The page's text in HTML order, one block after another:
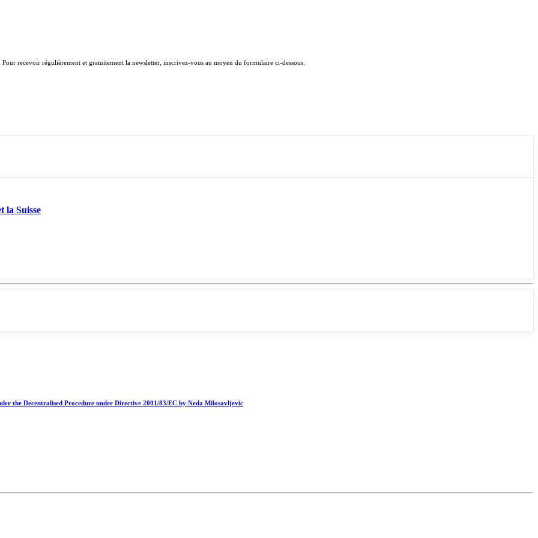
recevoir régulièrement et gratuitement la newsletter, inscrivez-vous au moyen du formulaire ci-dessous.
la Suisse
the Decentralised Procedure under Directive 2001/83/EC by Neda Milosavljevic